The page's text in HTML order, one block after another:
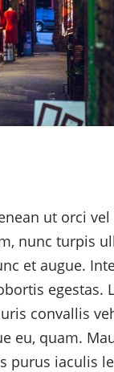
ut orci
nunc turpis
et augue.
egestas.
convallis
eu, quam.
purus iaculis